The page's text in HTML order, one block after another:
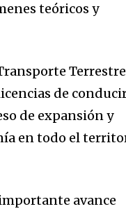
teóricos y
Terrestre
de
de expansión y
en todo el
avance